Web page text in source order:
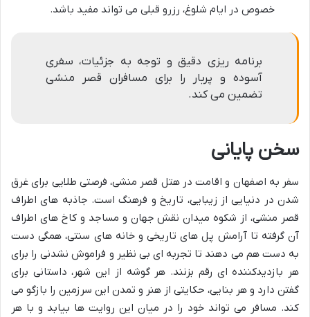
خصوص در ایام شلوغ، رزرو قبلی می تواند مفید باشد.
برنامه ریزی دقیق و توجه به جزئیات، سفری
آسوده و پربار را برای مسافران قصر منشی
تضمین می کند.
سخن پایانی
سفر به اصفهان و اقامت در هتل قصر منشی، فرصتی طلایی برای غرق
شدن در دنیایی از زیبایی، تاریخ و فرهنگ است. جاذبه های اطراف
قصر منشی، از شکوه میدان نقش جهان و مساجد و کاخ های اطراف
آن گرفته تا آرامش پل های تاریخی و خانه های سنتی، همگی دست
به دست هم می دهند تا تجربه ای بی نظیر و فراموش نشدنی را برای
هر بازدیدکننده ای رقم بزنند. هر گوشه از این شهر، داستانی برای
گفتن دارد و هر بنایی، حکایتی از هنر و تمدن این سرزمین را بازگو می
کند. مسافر می تواند خود را در میان این روایت ها بیابد و با هر